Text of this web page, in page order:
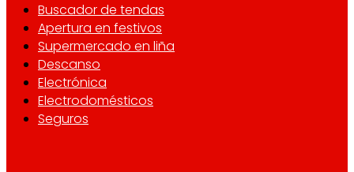
Buscador de tendas
Apertura en festivos
Supermercado en liña
Descanso
Electrónica
Electrodomésticos
Seguros